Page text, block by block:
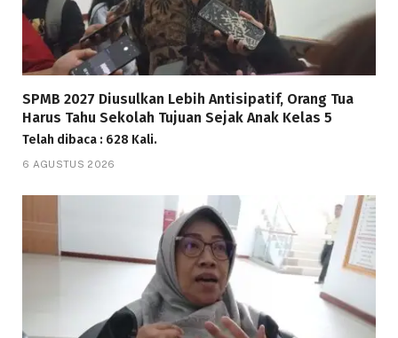
SPMB 2027 Diusulkan Lebih Antisipatif, Orang Tua
Harus Tahu Sekolah Tujuan Sejak Anak Kelas 5
Telah dibaca : 628 Kali.
6 AGUSTUS 2026